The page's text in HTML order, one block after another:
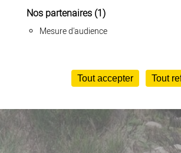
Nos partenaires (1)
Mesure d'audience
Tout accepter Tout